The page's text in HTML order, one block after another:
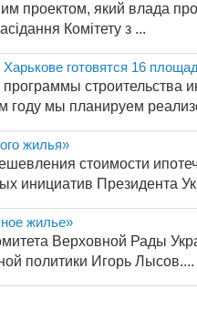
проектом, який влада
Комітету з ...
готовятся 16
строительства
году мы планируем
жилья»
стоимости
инициатив Президента
жилье»
Верховной Рады
политики Игорь Лысов....